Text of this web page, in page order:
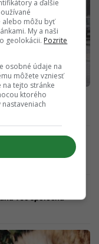
s vážnym
ako vyzerá
Nové zistenia
štvornohých
vec spoločnú
a ďalšie
alebo môžu byť
My a naši
geolokácii. Pozrite
osobné údaje na
môžete vzniesť
tejto stránke
ktorého